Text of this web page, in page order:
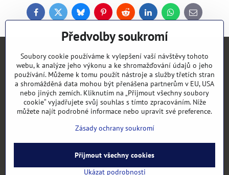
FacebookTwitterBlueskyPinterestReddit LinkedInWhatsApp
E-
mail
Kontakty
Objednávky
Vše k nákupu
©2026CopyrightPředvolby soukromíZásady ochrany soukromí
Předvolby soukromí
Soubory cookie používáme k vylepšení vaší návštěvy tohoto
webu, k analýze jeho výkonu a ke shromažďování údajů o jeho
používání. Můžeme k tomu použít nástroje a služby třetích stran
a shromážděná data mohou být přenášena partnerům v EU, USA
nebo jiných zemích. Kliknutím na „Přijmout všechny soubory
cookie“ vyjadřujete svůj souhlas s tímto zpracováním. Níže
můžete najít podrobné informace nebo upravit své preference.
Zásady ochrany soukromí
Ukázat podrobnosti
Přijmout všechny cookies